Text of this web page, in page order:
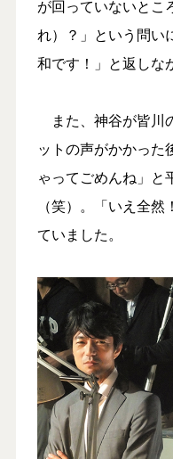
が回っていないとこ
れ）？」という問い
和です！」と返しな
また、神谷が皆川
ットの声がかかった
ゃってごめんね」と
（笑）。「いえ全
ていました。